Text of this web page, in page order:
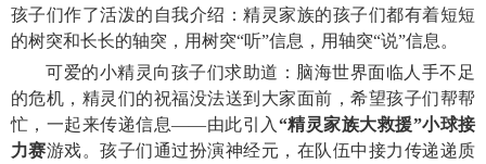
孩子们作了活泼的自我介绍：精灵家族的孩子们都有着短短
的树突和长长的轴突，用树突“听”信息，用轴突“说”信息。
可爱的小精灵向孩子们求助道：脑海世界面临人手不足
的危机，精灵们的祝福没法送到大家面前，希望孩子们帮帮
忙，一起来传递信息——由此引入 “精灵家族大救援”小球接
力赛游戏。孩子们通过扮演神经元，在队伍中接力传递递质